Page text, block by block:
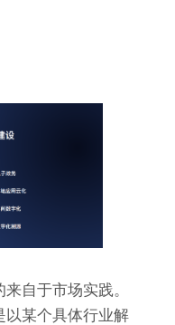
自于市场实践。
以某个具体行业解